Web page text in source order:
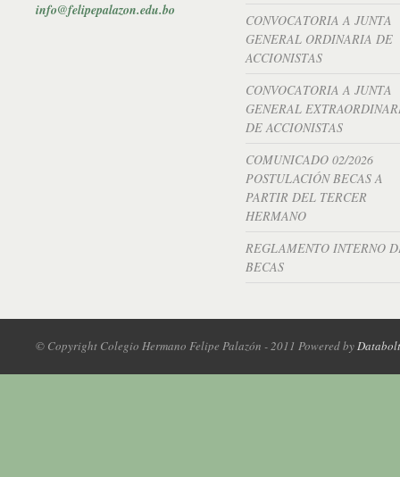
info@felipepalazon.edu.bo
CONVOCATORIA A JUNTA
GENERAL ORDINARIA DE
ACCIONISTAS
CONVOCATORIA A JUNTA
GENERAL
DE ACCIONISTAS
COMUNICADO 02/2026
POSTULACIÓN BECAS A
PARTIR DEL TERCER
HERMANO
REGLAMENTO INTERNO
BECAS
© Copyright Colegio Hermano Felipe Palazón - 2011 Powered byDatabolt